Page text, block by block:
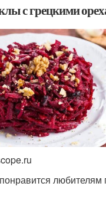
с грецкими
любителям